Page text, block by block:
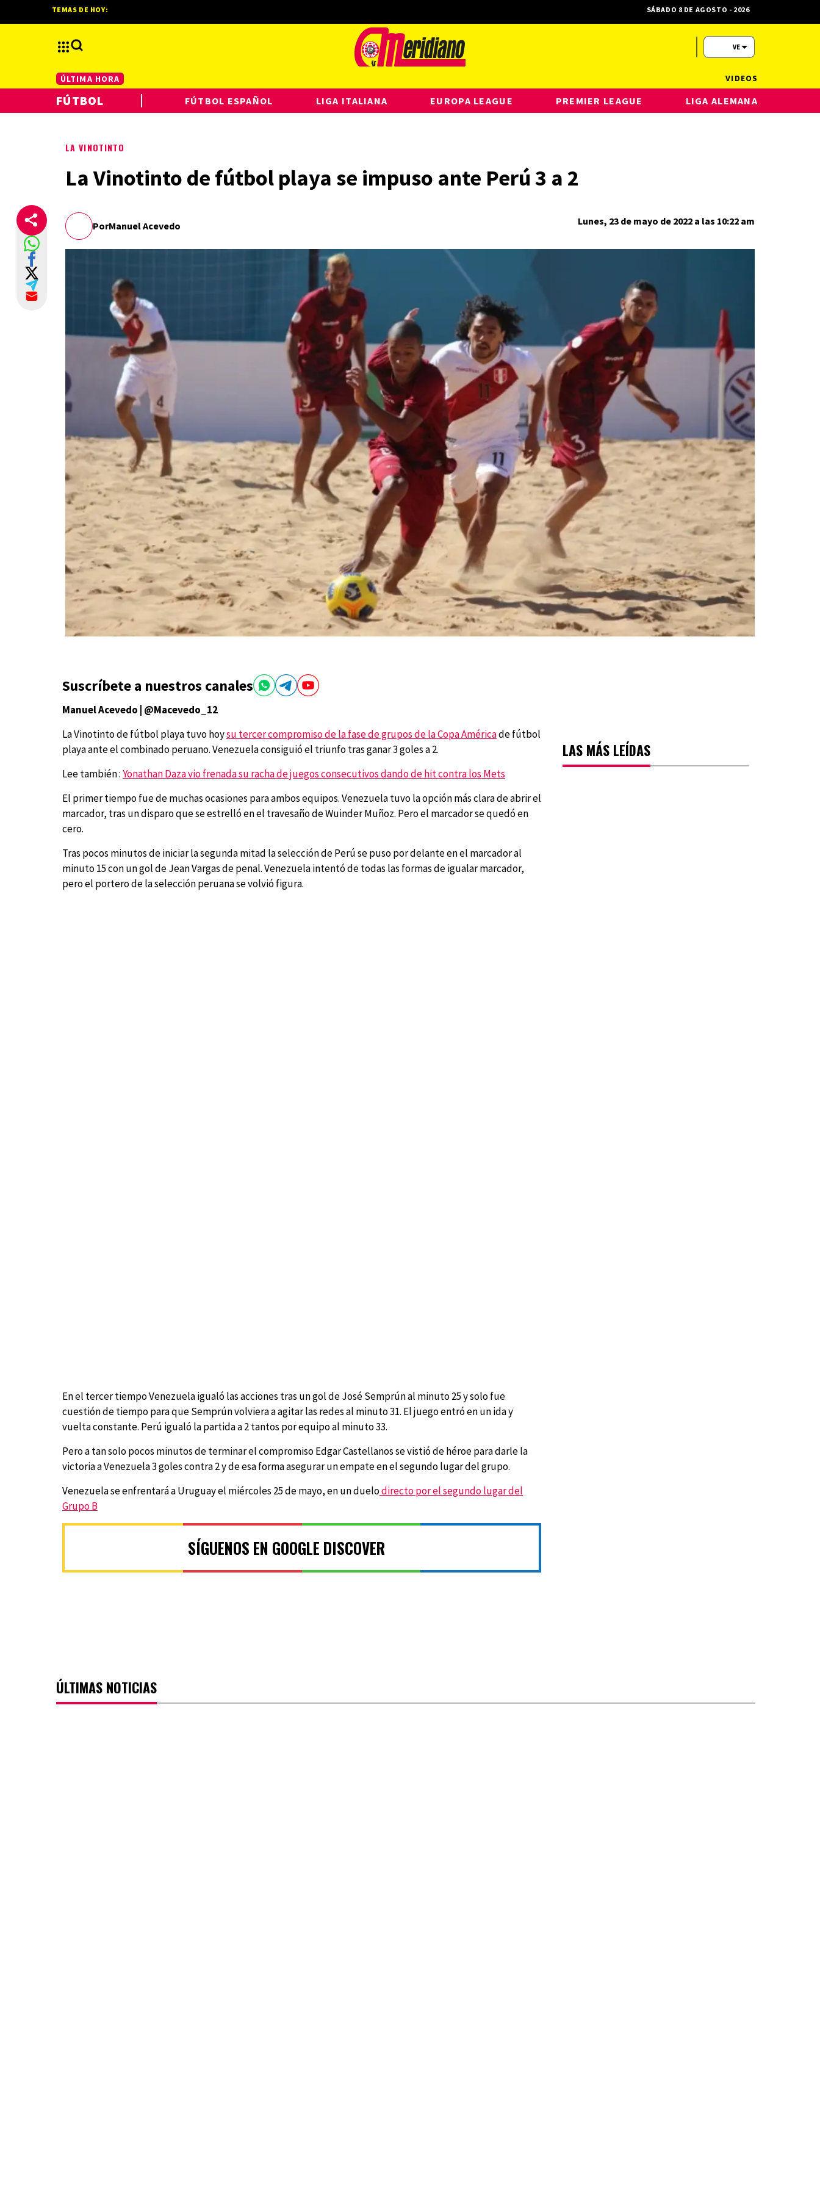
LA VINOTINTO
La Vinotinto de fútbol playa se impuso ante Perú 3 a 2
PorManuel Acevedo Lunes, 23 de mayo de 2022 a las 10:22 am
Suscríbete a nuestros canales
Manuel Acevedo | @Macevedo_12
La Vinotinto de fútbol playa tuvo hoysu tercer compromiso de la fase de grupos de la Copa Américade fútbol
playa ante el combinado peruano. Venezuela consiguió el triunfo tras ganar 3 goles a 2.
Lee también :Yonathan Daza vio frenada su racha de juegos consecutivos dando de hit contra los Mets
El primer tiempo fue de muchas ocasiones para ambos equipos. Venezuela tuvo la opción más clara de abrir el
marcador, tras un disparo que se estrelló en el travesaño de Wuinder Muñoz. Pero el marcador se quedó en
cero.
Tras pocos minutos de iniciar la segunda mitad la selección de Perú se puso por delante en el marcador al
minuto 15 con un gol de Jean Vargas de penal. Venezuela intentó de todas las formas de igualar marcador,
pero el portero de la selección peruana se volvió figura.
En el tercer tiempo Venezuela igualó las acciones tras un gol de José Semprún al minuto 25 y solo fue
cuestión de tiempo para que Semprún volviera a agitar las redes al minuto 31. El juego entró en un ida y
vuelta constante. Perú igualó la partida a 2 tantos por equipo al minuto 33.
Pero a tan solo pocos minutos de terminar el compromiso Edgar Castellanos se vistió de héroe para darle la
victoria a Venezuela 3 goles contra 2 y de esa forma asegurar un empate en el segundo lugar del grupo.
Venezuela se enfrentará a Uruguay el miércoles 25 de mayo, en un duelodirecto por el segundo lugar del
Grupo B
SÍGUENOS EN GOOGLE DISCOVER
LAS MÁS LEÍDAS
ÚLTIMAS NOTICIAS
TEMAS DE HOY: SÁBADO 8 DE AGOSTO - 2026
VE
ÚLTIMA HORA
FÚTBOL FÚTBOL ESPAÑOL LIGA ITALIANA EUROPA LEAGUE PREMIER LEAGUE LIGA ALEMANA
VIDEOS